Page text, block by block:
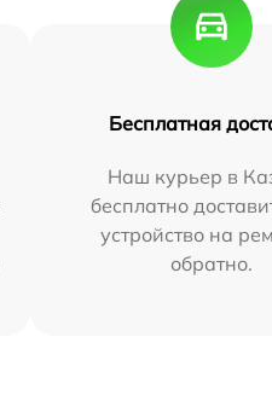
Бесплатная
Наш курьер в
бесплатно
устройство на
обратно.